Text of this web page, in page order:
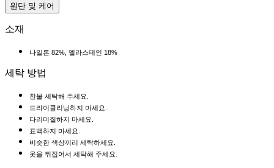
원단 및 케어
소재
나일론 82%, 엘라스테인 18%
세탁 방법
찬물 세탁해 주세요.
드라이클리닝하지 마세요.
다리미질하지 마세요.
표백하지 마세요.
비슷한 색상끼리 세탁하세요.
옷을 뒤집어서 세탁해 주세요.